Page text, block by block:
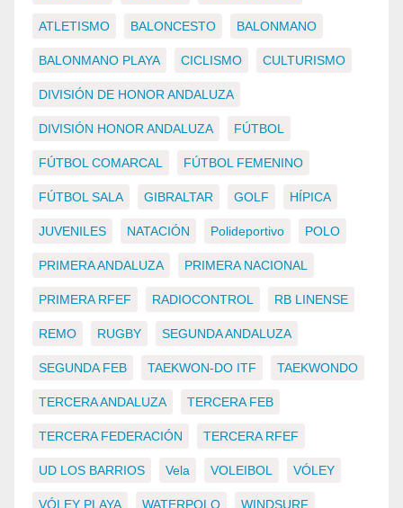
ATLETISMO BALONCESTO BALONMANO
BALONMANO PLAYA CICLISMO CULTURISMO
DIVISIÓN DE HONOR ANDALUZA
DIVISIÓN HONOR ANDALUZA FÚTBOL
FÚTBOL COMARCAL FÚTBOL FEMENINO
FÚTBOL SALA GIBRALTAR GOLF HÍPICA
JUVENILES NATACIÓN Polideportivo POLO
PRIMERA ANDALUZA PRIMERA NACIONAL
PRIMERA RFEF RADIOCONTROL RB LINENSE
REMO RUGBY SEGUNDA ANDALUZA
SEGUNDA FEB TAEKWON-DO ITF TAEKWONDO
TERCERA ANDALUZA TERCERA FEB
TERCERA FEDERACIÓN TERCERA RFEF
UD LOS BARRIOS Vela VOLEIBOL VÓLEY
VÓLEY PLAYA WATERPOLO WINDSURF